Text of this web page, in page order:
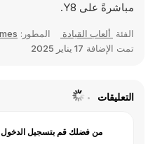
مباشرةً على Y8.
الفئة ألعاب القيادة المطور:
تمت الإضافة 17 يناير 2025
التعليقات
من فضلك قم بتسجيل الدخول